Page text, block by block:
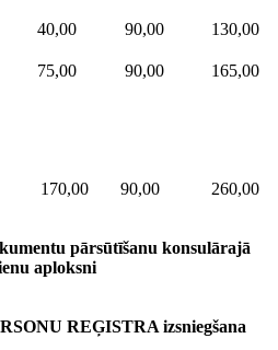
40,00 90,00 130,00
75,00 90,00 165,00
170,00 90,00 260,00
pārsūtīšanu konsulārajā
aploksni
REĢISTRA izsniegšana